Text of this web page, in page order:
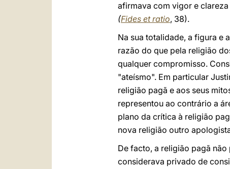
afirmava com vigor e
(Fides et ratio, 38).
Na sua totalidade, a figura e
razão do que pela religião
qualquer compromisso.
"ateísmo". Em particular
religião pagã e aos seus
representou ao contrário a
plano da crítica à religião
nova religião outro
De facto, a religião pagã
considerava privado de